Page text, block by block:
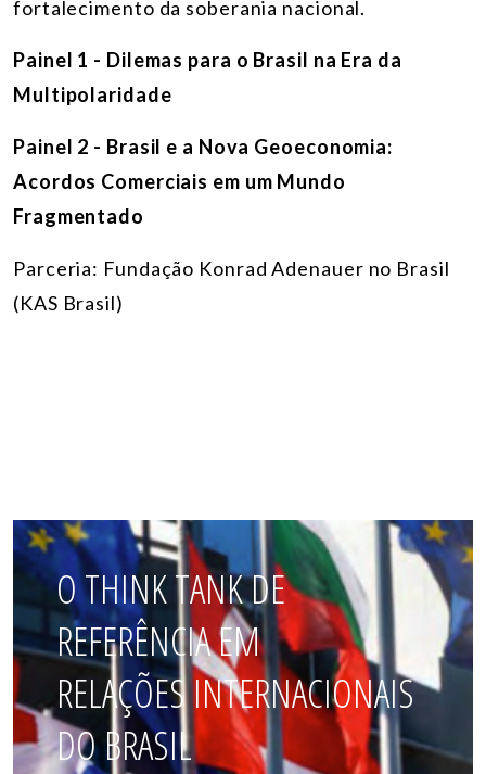
fortalecimento da soberania nacional.
Painel 1 - Dilemas para o Brasil na Era da
Multipolaridade
Painel 2 - Brasil e a Nova Geoeconomia:
Acordos Comerciais em um Mundo
Fragmentado
Parceria: Fundação Konrad Adenauer no Brasil
(KAS Brasil)
O THINK TANK DE
REFERÊNCIA EM
RELAÇÕES INTERNACIONAIS
DO BRASIL